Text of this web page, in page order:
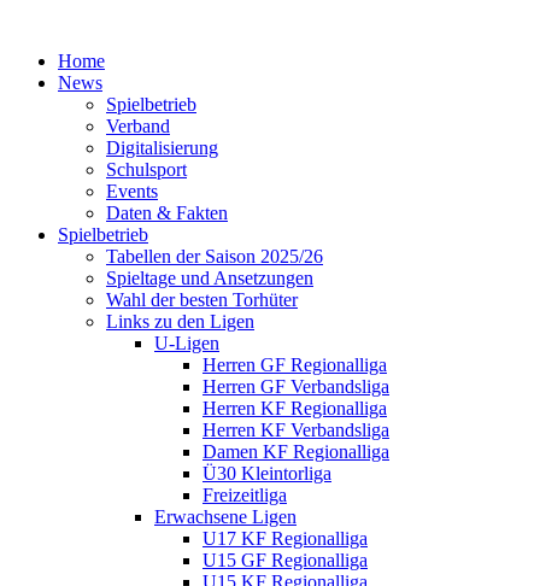
Home
News
Spielbetrieb
Verband
Digitalisierung
Schulsport
Events
Daten & Fakten
Spielbetrieb
Tabellen der Saison 2025/26
Spieltage und Ansetzungen
Wahl der besten Torhüter
Links zu den Ligen
U-Ligen
Herren GF Regionalliga
Herren GF Verbandsliga
Herren KF Regionalliga
Herren KF Verbandsliga
Damen KF Regionalliga
Ü30 Kleintorliga
Freizeitliga
Erwachsene Ligen
U17 KF Regionalliga
U15 GF Regionalliga
U15 KF Regionalliga